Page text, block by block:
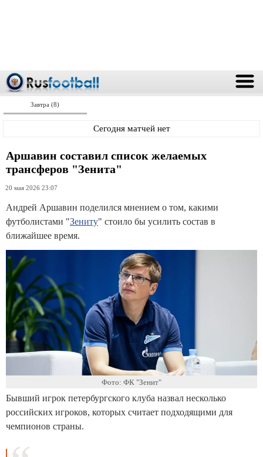
Завтра (8)
Сегодня матчей нет
Аршавин составил список желаемых
трансферов "Зенита"
20 мая 2026 23:07
Андрей Аршавин поделился мнением о том, какими
футболистами "Зениту" стоило бы усилить состав в
ближайшее время.
Фото: ФК "Зенит"
Бывший игрок петербургского клуба назвал несколько
российских игроков, которых считает подходящими для
чемпионов страны.